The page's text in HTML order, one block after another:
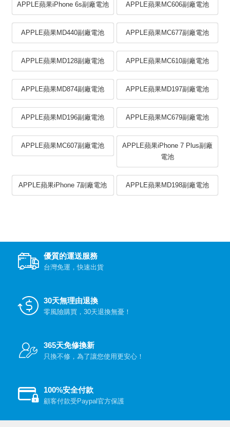
APPLE蘋果iPhone 6s副廠電池 APPLE蘋果MC606副廠電池
APPLE蘋果MD440副廠電池 APPLE蘋果MC677副廠電池
APPLE蘋果MD128副廠電池 APPLE蘋果MC610副廠電池
APPLE蘋果MD874副廠電池 APPLE蘋果MD197副廠電池
APPLE蘋果MD196副廠電池 APPLE蘋果MC679副廠電池
APPLE蘋果MC607副廠電池
APPLE蘋果iPhone 7 Plus副廠
電池
APPLE蘋果iPhone 7副廠電池 APPLE蘋果MD198副廠電池
優質的運送服務
台灣免運，快速出貨
30天無理由退換
零風險購買，30天退換無憂！
365天免修換新
只換不修，為了讓您使用更安心！
100%安全付款
顧客付款受Paypal官方保護